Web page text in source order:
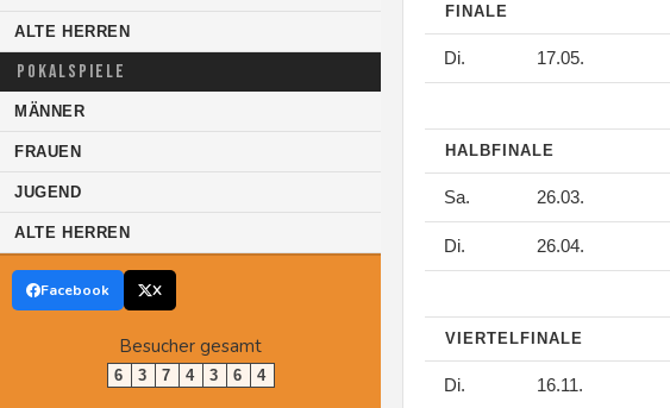
ALTE HERREN
POKALSPIELE
MÄNNER
FRAUEN
JUGEND
ALTE HERREN
Facebook X
Besucher gesamt
6 3 7 4 3 6 4
FINALE
Di. 17.05.
HALBFINALE
Sa. 26.03.
Di. 26.04.
VIERTELFINALE
Di. 16.11.